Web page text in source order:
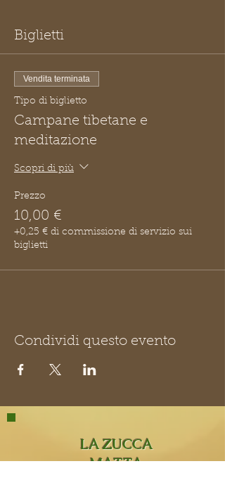
Biglietti
Vendita terminata
Tipo di biglietto
Campane tibetane e
meditazione
Scopri di più
Prezzo
10,00 €
+0,25 € di commissione di servizio sui
biglietti
Condividi questo evento
LA ZUCCA
MATTA